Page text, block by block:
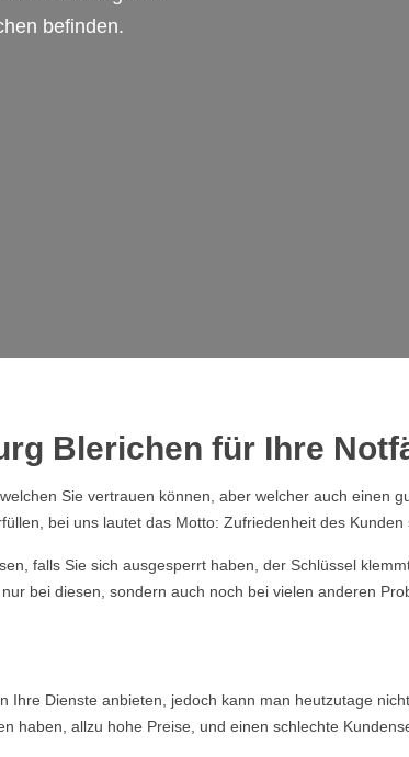
befinden.
Blerichen für Ihre
Sie vertrauen können, aber welcher auch einen
bei uns lautet das Motto: Zufriedenheit des Kunden
falls Sie sich ausgesperrt haben, der Schlüssel
bei diesen, sondern auch noch bei vielen anderen
Ihre Dienste anbieten, jedoch kann man heutzutage
haben, allzu hohe Preise, und einen schlechte